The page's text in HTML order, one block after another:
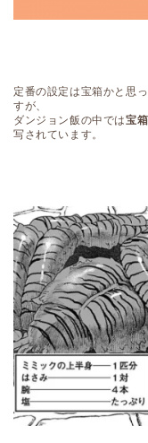
定番の設定は宝箱かと思
すが、
ダンジョン飯の中では宝
写されています。